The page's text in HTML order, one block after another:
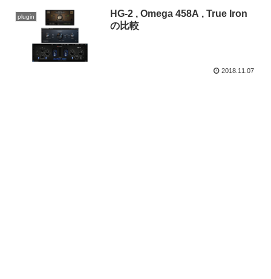
plugin
HG-2 , Omega 458A , True Iron
の比較
2018.11.07